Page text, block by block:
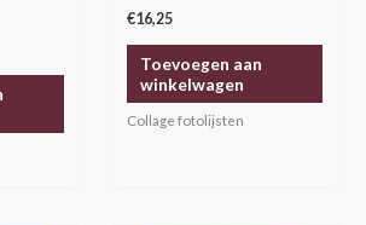
€16,25
Toevoegen aan
winkelwagen
Collage fotolijsten